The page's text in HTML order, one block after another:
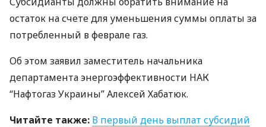
остаток на счете для уменьшения суммы оплаты за
потребленный в феврале газ.
Об этом заявил заместитель начальника
департамента энергоэффективности НАК
“Нафтогаз Украины” Алексей Хабатюк.
Читайте также: В первый день выплат субсидий